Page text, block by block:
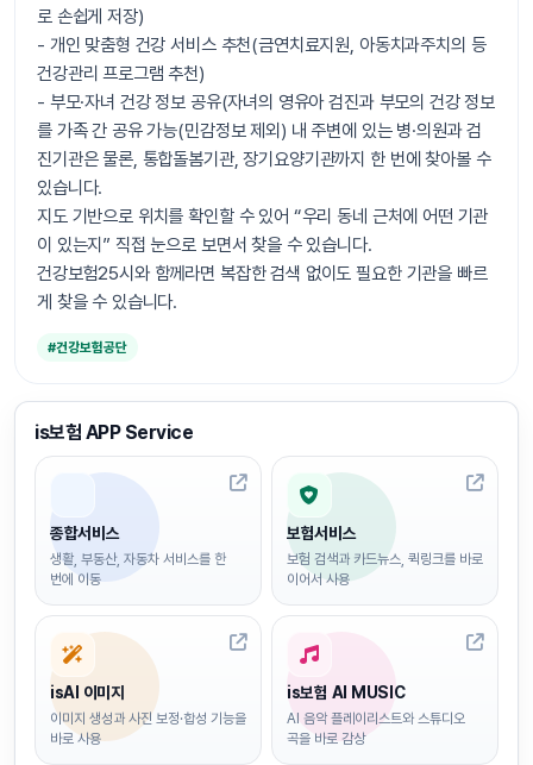
로 손쉽게 저장)
- 개인 맞춤형 건강 서비스 추천(금연치료지원, 아동치과주치의 등
건강관리 프로그램 추천)
- 부모·자녀 건강 정보 공유(자녀의 영유아 검진과 부모의 건강 정보
를 가족 간 공유 가능(민감정보 제외) ​내 주변에 있는 병·의원과 검
진기관은 물론, 통합돌봄기관, 장기요양기관까지 한 번에 찾아볼 수
있습니다.
지도 기반으로 위치를 확인할 수 있어 “우리 동네 근처에 어떤 기관
이 있는지” 직접 눈으로 보면서 찾을 수 있습니다.
건강보험25시와 함께라면 복잡한 검색 없이도 필요한 기관을 빠르
게 찾을 수 있습니다.
#건강보험공단
is보험 APP Service
종합서비스
생활, 부동산, 자동차 서비스를 한
번에 이동
보험서비스
보험 검색과 카드뉴스, 퀵링크를 바로
이어서 사용
isAI 이미지
이미지 생성과 사진 보정·합성 기능을
바로 사용
is보험 AI MUSIC
AI 음악 플레이리스트와 스튜디오
곡을 바로 감상